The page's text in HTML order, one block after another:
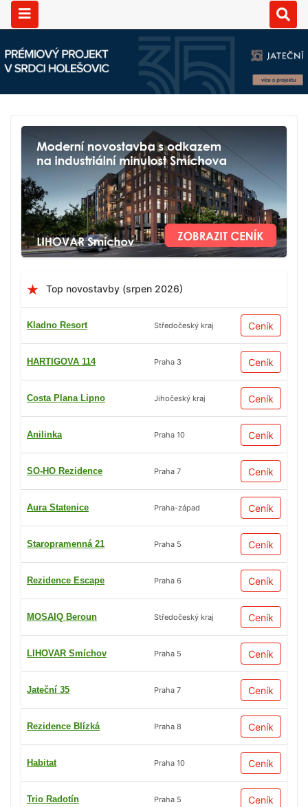
Top novostavby (srpen 2026)
Kladno Resort Středočeský kraj Ceník
HARTIGOVA 114 Praha 3 Ceník
Costa Plana Lipno Jihočeský kraj Ceník
Anilinka Praha 10 Ceník
SO-HO Rezidence Praha 7 Ceník
Aura Statenice Praha-západ Ceník
Staropramenná 21 Praha 5 Ceník
Rezidence Escape Praha 6 Ceník
MOSAIQ Beroun Středočeský kraj Ceník
LIHOVAR Smíchov Praha 5 Ceník
Jateční 35 Praha 7 Ceník
Rezidence Blízká Praha 8 Ceník
Habitat Praha 10 Ceník
Trio Radotín Praha 5 Ceník